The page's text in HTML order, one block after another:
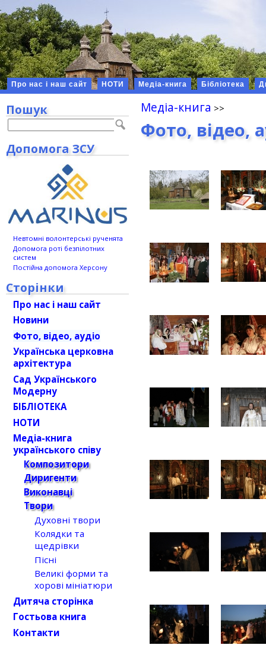
Про нас і наш сайт НОТИ Медіа-книга Бібліотека
Медіа-книга
Фото, відео,
Пошук
Допомога ЗСУ
Невтомні волонтерські рученята
Допомога роті безпілотних
систем
Постійна допомога Херсону
Сторінки
Про нас і наш сайт
Новини
Фото, відео, аудіо
Українська церковна
архітектура
Сад Українського
Модерну
БІБЛІОТЕКА
НОТИ
Медіа-книга
українського співу
Композитори
Диригенти
Виконавці
Твори
Духовні твори
Колядки та
щедрівки
Пісні
Великі форми та
хорові мініатюри
Дитяча сторінка
Гостьова книга
Контакти